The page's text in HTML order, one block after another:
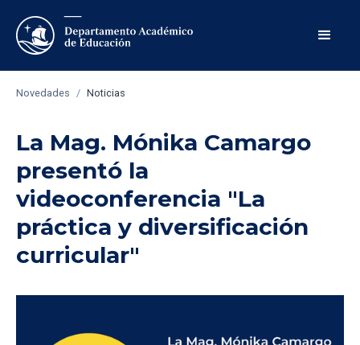
Novedades / Noticias
La Mag. Mónika Camargo
presentó la
videoconferencia "La
práctica y diversificación
curricular"